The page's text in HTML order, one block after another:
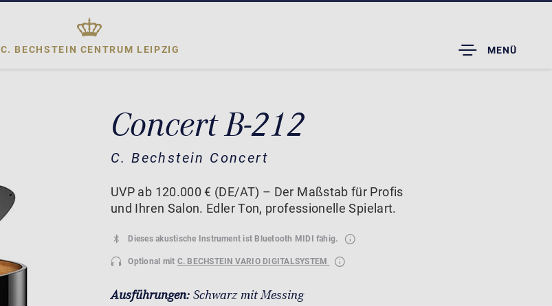
C. BECHSTEIN CENTRUM LEIPZIG
TOGGLE
DROPDOWN
MENÜ
Concert B-212
C. Bechstein Concert
UVP ab 120.000 € (DE/AT) – Der Maßstab für Profis
und Ihren Salon. Edler Ton, professionelle Spielart.
Dieses akustische Instrument ist Bluetooth MIDI fähig.
Optional mit C. BECHSTEIN VARIO DIGITALSYSTEM
Ausführungen: Schwarz mit Messing